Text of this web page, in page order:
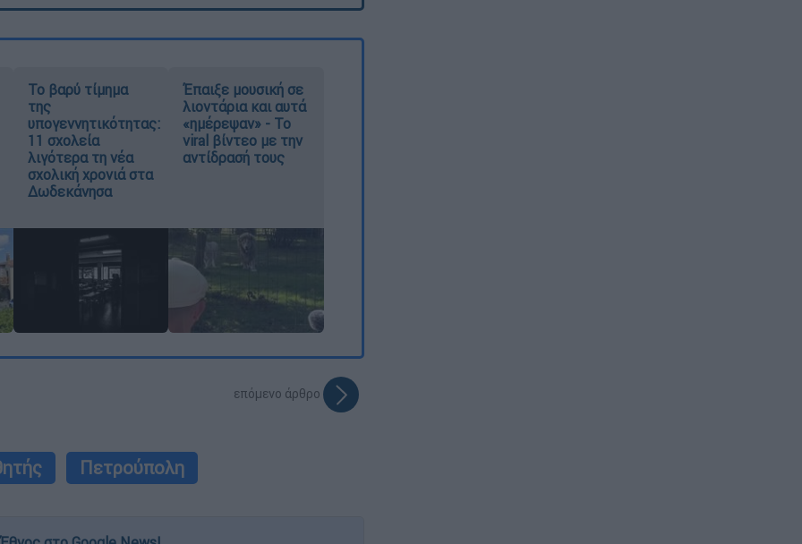
Το βαρύ τίμημα
της
υπογεννητικότητας:
11 σχολεία
λιγότερα τη νέα
σχολική χρονιά στα
Δωδεκάνησα
Έπαιξε μουσική σε
λιοντάρια και αυτά
«ημέρεψαν» - Το
viral βίντεο με την
αντίδρασή τους
επόμενο άρθρο
Πετρούπολη